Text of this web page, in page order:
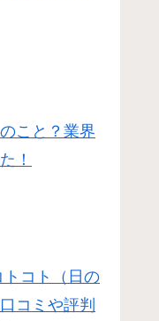
こと？業界
！
コト（日の
コミや評判